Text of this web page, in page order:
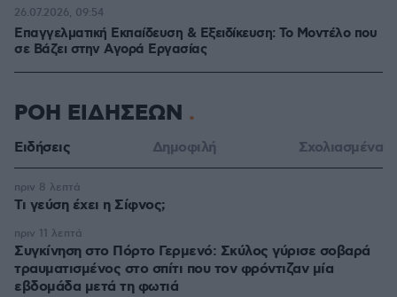
Επαγγελματική Εκπαίδευση & Εξειδίκευση: Το Mοντέλο που
σε Bάζει στην Aγορά Eργασίας
26.07.2026, 09:54
ΡΟΗ ΕΙΔΗΣΕΩΝ
Ειδήσεις Δημοφιλή Σχολιασμένα
Τι γεύση έχει η Σίφνος;
πριν 8 λεπτά
Συγκίνηση στο Πόρτο Γερμενό: Σκύλος γύρισε σοβαρά
τραυματισμένος στο σπίτι που τον φρόντιζαν μία
εβδομάδα μετά τη φωτιά
πριν 11 λεπτά